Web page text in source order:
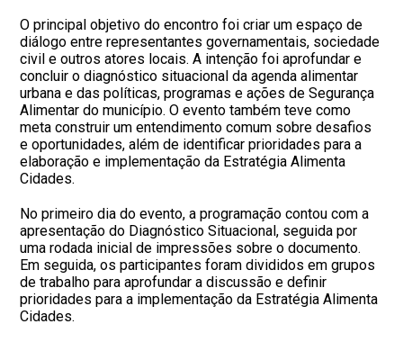
O principal objetivo do encontro foi criar um espaço de
diálogo entre representantes governamentais, sociedade
civil e outros atores locais. A intenção foi aprofundar e
concluir o diagnóstico situacional da agenda alimentar
urbana e das políticas, programas e ações de Segurança
Alimentar do município. O evento também teve como
meta construir um entendimento comum sobre desafios
e oportunidades, além de identificar prioridades para a
elaboração e implementação da Estratégia Alimenta
Cidades.
No primeiro dia do evento, a programação contou com a
apresentação do Diagnóstico Situacional, seguida por
uma rodada inicial de impressões sobre o documento.
Em seguida, os participantes foram divididos em grupos
de trabalho para aprofundar a discussão e definir
prioridades para a implementação da Estratégia Alimenta
Cidades.